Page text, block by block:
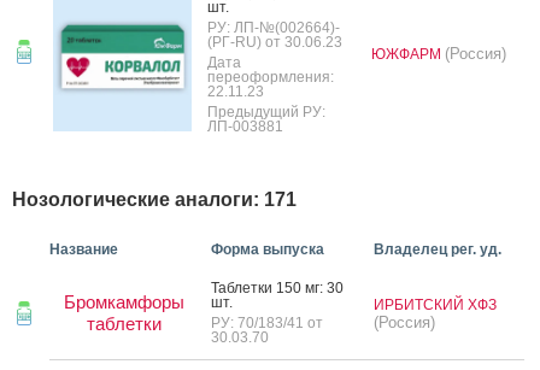
шт.
РУ: ЛП-№(002664)-
(РГ-RU) от 30.06.23
Дата
переоформления:
22.11.23
Предыдущий РУ:
ЛП-003881
ЮЖФАРМ (Россия)
Нозологические аналоги: 171
Название Форма выпуска Владелец рег. уд.
Бромкамфоры
таблетки
Таб­летки 150 мг: 30
шт.
РУ: 70/183/41 от
30.03.70
ИРБИТСКИЙ ХФЗ
(Россия)